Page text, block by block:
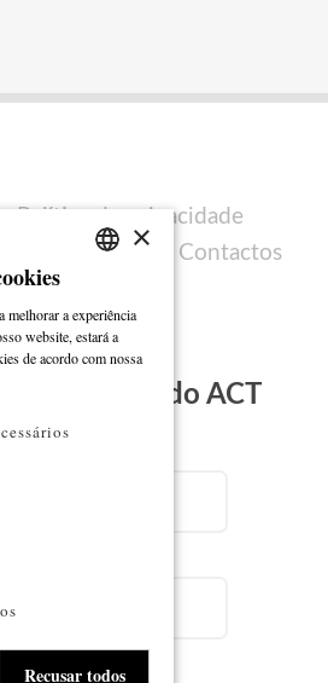
Política de privacidade
Ficha técnica Contactos
Newsletter do ACT
ENGLISH
×
melhorar a experiência
website, estará a
de acordo com nossa
Recusar todos